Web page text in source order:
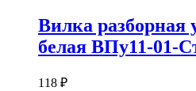
Вилка разборная
белая ВПу11-01-
118 ₽